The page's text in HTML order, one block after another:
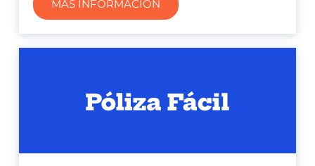
MÁS INFORMACIÓN